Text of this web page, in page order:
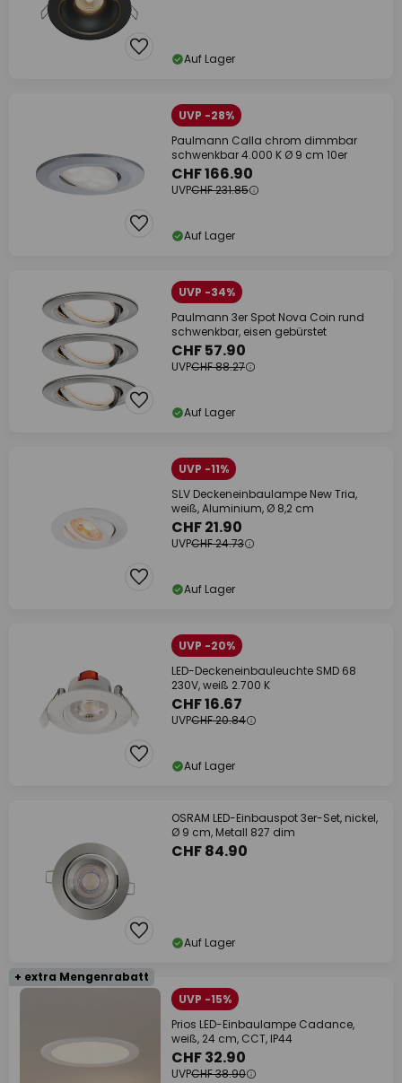
Auf Lager
UVP -28%
Paulmann Calla chrom dimmbar
schwenkbar 4.000 K Ø 9 cm 10er
CHF 166.90
UVPCHF 231.85
Auf Lager
UVP -34%
Paulmann 3er Spot Nova Coin rund
schwenkbar, eisen gebürstet
CHF 57.90
UVPCHF 88.27
Auf Lager
UVP -11%
SLV Deckeneinbaulampe New Tria,
weiß, Aluminium, Ø 8,2 cm
CHF 21.90
UVPCHF 24.73
Auf Lager
UVP -20%
LED-Deckeneinbauleuchte SMD 68
230V, weiß 2.700 K
CHF 16.67
UVPCHF 20.84
Auf Lager
OSRAM LED-Einbauspot 3er-Set, nickel,
Ø 9 cm, Metall 827 dim
CHF 84.90
Auf Lager
+ extra Mengenrabatt
UVP -15%
Prios LED-Einbaulampe Cadance,
weiß, 24 cm, CCT, IP44
CHF 32.90
UVPCHF 38.90